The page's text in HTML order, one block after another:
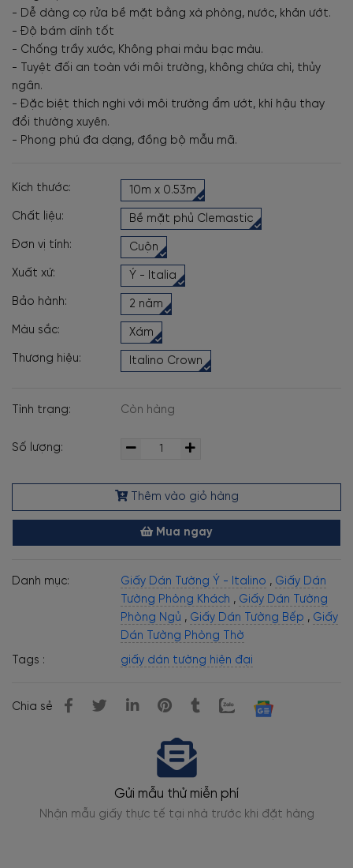
- Dễ dàng cọ rửa bề mặt bằng xà phòng, nước, khăn ướt.
- Độ bám dính tốt
- Chống trầy xước, Không phai màu bạc màu.
- Tuyệt đối an toàn với môi trường, không chứa chì, thủy
ngân.
- Đặc biệt thích nghi với môi trường ẩm ướt, khí hậu thay
đổi thường xuyên.
- Phong phú đa dạng, đồng bộ mẫu mã.
Kích thước: 10m x 0.53m
Chất liệu: Bề mặt phủ Clemastic
Đơn vị tính: Cuộn
Xuất xứ: Ý - Italia
Bảo hành: 2 năm
Màu sắc: Xám
Thương hiệu: Italino Crown
Tình trạng: Còn hàng
Số lượng:
Thêm vào giỏ hàng
Mua ngay
Danh mục: Giấy Dán Tường Ý - Italino , Giấy Dán
Tường Phòng Khách , Giấy Dán Tường
Phòng Ngủ , Giấy Dán Tường Bếp , Giấy
Dán Tường Phòng Thờ
Tags :
giấy dán tường hiện đại
Chia sẻ
Thi công chuyên nghiệp
Thợ dán tường lành nghề, kỹ thuật cao, phẳng đẹp